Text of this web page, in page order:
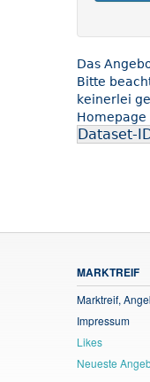
Das
Bitte
keinerlei
Homepage
Dataset-
MARKTREIF
Marktreif,
Impressum
Likes
Neueste